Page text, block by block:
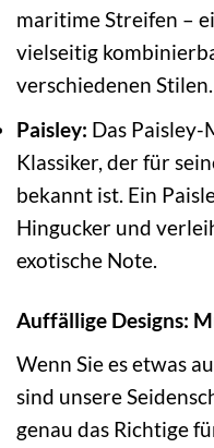
maritime Streifen –
vielseitig
verschiedenen Stilen.
Paisley: Das
Klassiker, der für
bekannt ist. Ein
Hingucker und
exotische Note.
Auffällige Designs:
Wenn Sie es etwas
sind unsere
genau das Richtige